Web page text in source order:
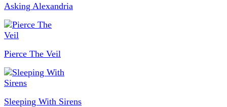
Asking Alexandria
Pierce The Veil
Sleeping With Sirens